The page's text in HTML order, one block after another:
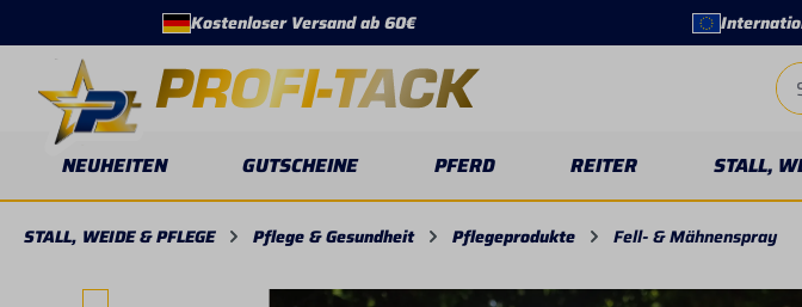
Zur Hauptnavigation springen
Kostenloser Versand ab 60€
NEUHEITEN GUTSCHEINE PFERD REITER STALL,
STALL, WEIDE & PFLEGE Pflege & Gesundheit Pflegeprodukte Fell- & Mähnenspray